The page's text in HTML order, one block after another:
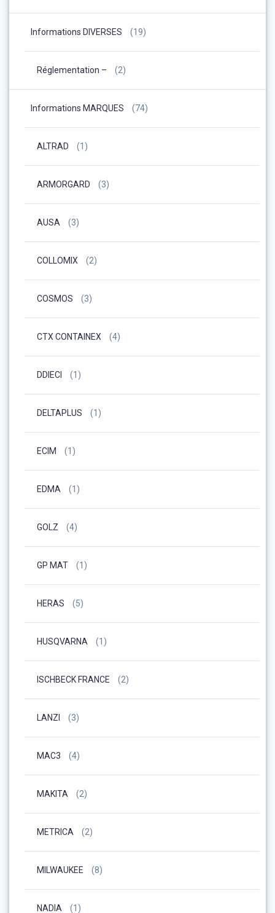
Informations DIVERSES (19)
Réglementation – (2)
Informations MARQUES (74)
ALTRAD (1)
ARMORGARD (3)
AUSA (3)
COLLOMIX (2)
COSMOS (3)
CTX CONTAINEX (4)
DDIECI (1)
DELTAPLUS (1)
ECIM (1)
EDMA (1)
GOLZ (4)
GP MAT (1)
HERAS (5)
HUSQVARNA (1)
ISCHBECK FRANCE (2)
LANZI (3)
MAC3 (4)
MAKITA (2)
METRICA (2)
MILWAUKEE (8)
NADIA (1)